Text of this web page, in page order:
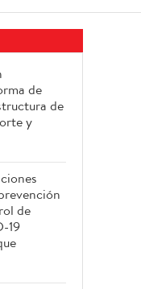
de
de
y
de
19